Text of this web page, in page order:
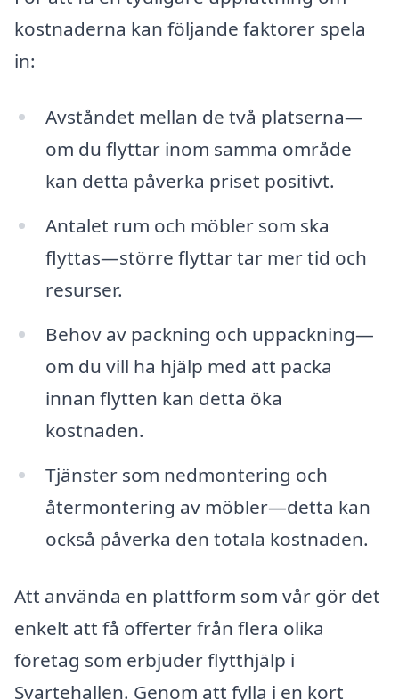
kostnaderna kan följande faktorer spela
in:
Avståndet mellan de två platserna—
om du flyttar inom samma område
kan detta påverka priset positivt.
Antalet rum och möbler som ska
flyttas—större flyttar tar mer tid och
resurser.
Behov av packning och uppackning—
om du vill ha hjälp med att packa
innan flytten kan detta öka
kostnaden.
Tjänster som nedmontering och
återmontering av möbler—detta kan
också påverka den totala kostnaden.
Att använda en plattform som vår gör det
enkelt att få offerter från flera olika
företag som erbjuder flytthjälp i
Svartehallen. Genom att fylla i en kort